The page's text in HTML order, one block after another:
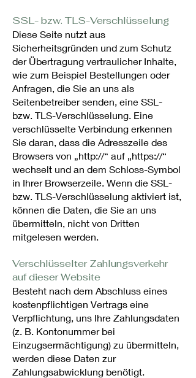
SSL- bzw. TLS-Verschlüsselung
Diese Seite nutzt aus
Sicherheitsgründen und zum Schutz
der Übertragung vertraulicher Inhalte,
wie zum Beispiel Bestellungen oder
Anfragen, die Sie an uns als
Seitenbetreiber senden, eine SSL-
bzw. TLS-Verschlüsselung. Eine
verschlüsselte Verbindung erkennen
Sie daran, dass die Adresszeile des
Browsers von „http://“ auf „https://“
wechselt und an dem Schloss-Symbol
in Ihrer Browserzeile. Wenn die SSL-
bzw. TLS-Verschlüsselung aktiviert ist,
können die Daten, die Sie an uns
übermitteln, nicht von Dritten
mitgelesen werden.
Verschlüsselter Zahlungsverkehr
auf dieser Website
Besteht nach dem Abschluss eines
kostenpflichtigen Vertrags eine
Verpflichtung, uns Ihre Zahlungsdaten
(z. B. Kontonummer bei
Einzugsermächtigung) zu übermitteln,
werden diese Daten zur
Zahlungsabwicklung benötigt.